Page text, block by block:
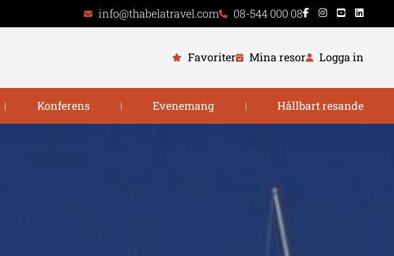
info@thabelatravel.com 08-544 000 08
Favoriter Mina resor Logga in
| Konferens | Evenemang | Hållbart resande